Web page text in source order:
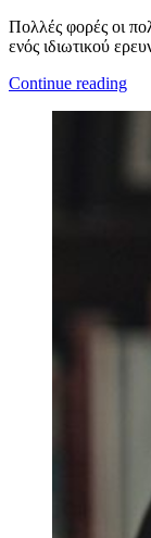
Πολλές φορές οι
ενός ιδιωτικού
Continue reading